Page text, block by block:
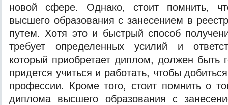
новой сфере. Однако, стоит помнить,
высшего образования с занесением в
путем. Хотя это и быстрый способ
требует определенных усилий и
который приобретает диплом, должен быть
придется учиться и работать, чтобы
профессии. Кроме того, стоит помнить о
диплома высшего образования с